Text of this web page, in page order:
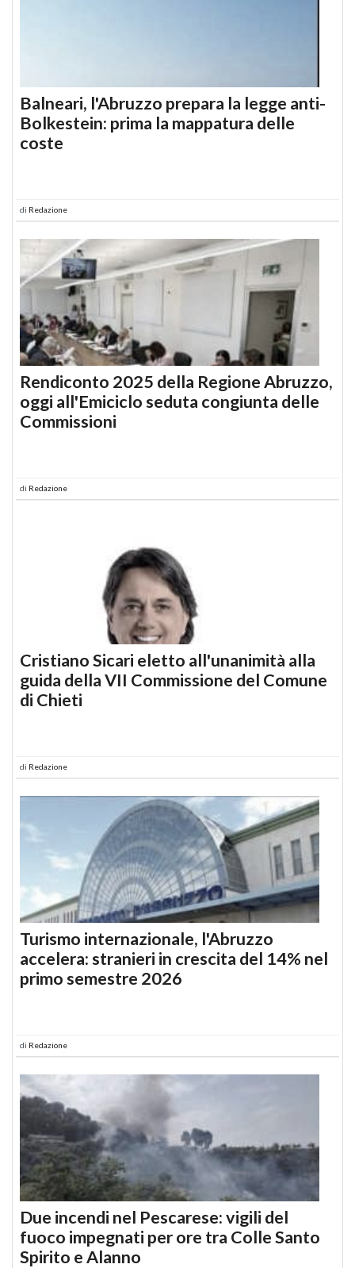
Balneari, l'Abruzzo prepara la legge anti-
Bolkestein: prima la mappatura delle
coste
di Redazione
Rendiconto 2025 della Regione Abruzzo,
oggi all'Emiciclo seduta congiunta delle
Commissioni
di Redazione
Cristiano Sicari eletto all'unanimità alla
guida della VII Commissione del Comune
di Chieti
di Redazione
Turismo internazionale, l'Abruzzo
accelera: stranieri in crescita del 14% nel
primo semestre 2026
di Redazione
Due incendi nel Pescarese: vigili del
fuoco impegnati per ore tra Colle Santo
Spirito e Alanno